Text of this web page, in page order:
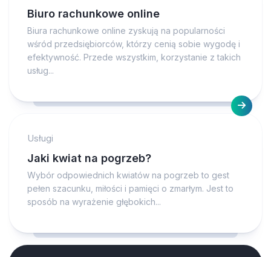
Biuro rachunkowe online
Biura rachunkowe online zyskują na popularności
wśród przedsiębiorców, którzy cenią sobie wygodę i
efektywność. Przede wszystkim, korzystanie z takich
usług...
Usługi
Jaki kwiat na pogrzeb?
Wybór odpowiednich kwiatów na pogrzeb to gest
pełen szacunku, miłości i pamięci o zmarłym. Jest to
sposób na wyrażenie głębokich...